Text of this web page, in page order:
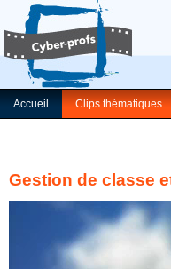
Accueil Clips thématiques
Gestion de classe